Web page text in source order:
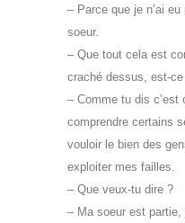
– Parce que je n’ai
soeur.
– Que tout cela est
craché dessus, est-
– Comme tu dis
comprendre certains
vouloir le bien des
exploiter mes failles.
– Que veux-tu dire ?
– Ma soeur est partie,